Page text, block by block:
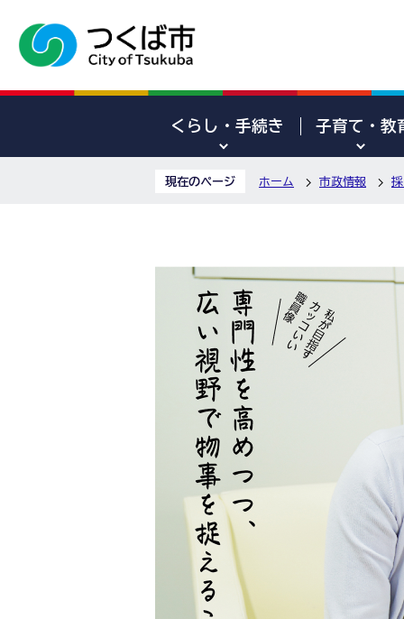
くらし・手続き 子育て・教
現在のページ ホーム 市政情報
職
員
イ
タ
ビ